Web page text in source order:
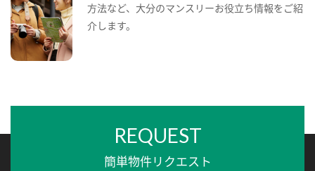
方法など、大分のマンスリーお役立ち情報をご紹
介します。
REQUEST
簡単物件リクエスト